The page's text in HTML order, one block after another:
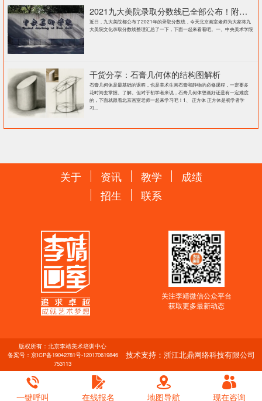
2021九大美院录取分数线已全部公布！附各大院校录取分数线汇总！
近日，九大美院都公布了2021年的录取分数线，今天北京画室老师为大家将九
大美院文化录取分数线整理汇总了一下，下面一起来看看吧。一、中央美术学院
干货分享：石膏几何体的结构图解析
石膏几何体是最基础的课程，也是美术生画石膏和静物的必修课程，一定要多
花时间去掌握、了解。但对于初学者来说，石膏几何体想画好还是有一定难度
的，下面就跟着北京画室老师一起来学习吧！1、 正方体 正方体是初学者学
习...
一键呼叫 在线报名 地图导航 现在咨询
关于 资讯 教学
成绩
招生
联系
关注李靖微信公众平台
获取更多最新动态
版权所有：北京李靖美术培训中心
备案号： 京ICP备19042781号-120170619846
753113
技术支持：浙江北鼎网络科技有限公司